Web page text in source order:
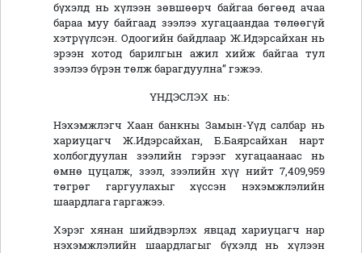
бүхэлд нь хүлээн зөвшөөрч байгаа бөгөөд ачаа
бараа муу байгаад зээлээ хугацаандаа төлөөгүй
хэтрүүлсэн. Одоогийн байдлаар Ж.Идэрсайхан нь
эрээн хотод барилгын ажил хийж байгаа тул
зээлээ бүрэн төлж барагдуулна” гэжээ.
ҮНДЭСЛЭХ нь:
Нэхэмжлэгч Хаан банкны Замын-Үүд салбар нь
хариуцагч Ж.Идэрсайхан, Б.Баярсайхан нарт
холбогдуулан зээлийн гэрээг хугацаанаас нь
өмнө цуцалж, зээл, зээлийн хүү нийт 7,409,959
төгрөг гаргуулахыг хүссэн нэхэмжлэлийн
шаардлага гаргажээ.
Хэрэг хянан шийдвэрлэх явцад хариуцагч нар
нэхэмжлэлийн шаардлагыг бүхэлд нь хүлээн